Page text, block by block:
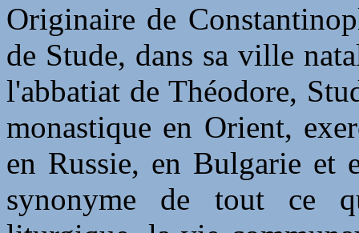
Originaire de
de Stude, dans sa ville
l'abbatiat de Théodore,
monastique en Orient,
en Russie, en Bulgarie et
synonyme de tout ce